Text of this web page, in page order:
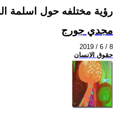
رؤية مختلفه حول اسلمة
مجدي جورج
2019 / 6 / 8
حقوق الانسان